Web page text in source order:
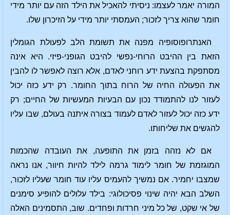
המורה יאמר לעצמו: ניסיתי להאכיל את הילד הזה עם יותר מידי
חומר שהוא צריך לזכור; העמסתי יותר מידי על הזיכרון שלו.
האנתרופוסופיה מפנה את תשומת הלב לפעולת הגומלין
הזאת בין ההיבט הרוחי-נפשי להיבט הגופני-פיזי. היא אינה
מסתפקת בהצעת ידע רוחני לאדם, אלא רוצה לאפשר לו להבין
את הפעולה החיה של הרוח בתוך החומר. רק ידע כזה יכול
לעזור לנו להתמודד נכון עם הבעיות המעשיות של החיים; רק
ידע כזה יכול לעזור לאדם לעמוד בצורה איתנה בעולם, שבו עליו
להגשים את שליחותו.
אם לא נזהה בזמן את התופעה, את העובדה שהכמות
המוגזמת של חומר לימוד גרמה לילד להיות חיוור, אנו נראה
שמצבו יחמיר. אם נמשיך להעמיס עליו עוד חומר שעליו לזכור,
השלב הבא יהיה שינוי פסיכולוגי: בילד עלולים להופיע סימנים
של אי שקט, של כל מיני חרדות ופחדים. שוב, התסמינים האלה